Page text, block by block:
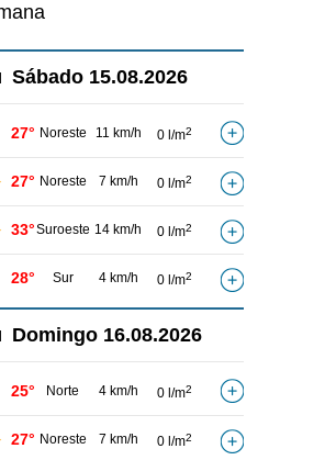
Sábado 15.08.2026
27° Noreste 11 km/h 0 l/m2
27° Noreste 7 km/h 0 l/m2
33°Suroeste 14 km/h 0 l/m2
28° Sur 4 km/h 0 l/m2
Domingo 16.08.2026
25° Norte 4 km/h 0 l/m2
27° Noreste 7 km/h 0 l/m2